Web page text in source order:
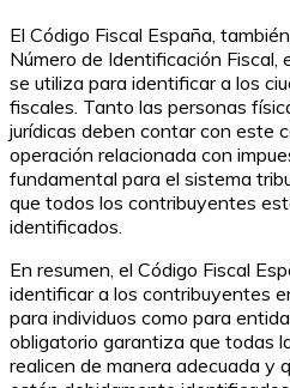
El Código Fiscal España,
Número de Identificación Fiscal,
se utiliza para identificar a los
fiscales. Tanto las personas
jurídicas deben contar con este
operación relacionada con
fundamental para el sistema
que todos los contribuyentes
identificados.
En resumen, el Código Fiscal
identificar a los contribuyentes
para individuos como para
obligatorio garantiza que todas
realicen de manera adecuada y